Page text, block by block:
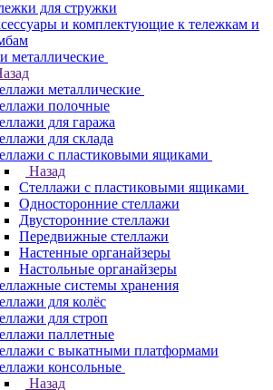
для стружки
и комплектующие к тележкам и
металлические
металлические
полочные
для гаража
для склада
с пластиковыми ящиками
Назад
Стеллажи с пластиковыми ящиками
Односторонние стеллажи
Двусторонние стеллажи
Передвижные стеллажи
Настенные органайзеры
Настольные органайзеры
системы хранения
для колёс
для строп
паллетные
с выкатными платформами
консольные
Назад